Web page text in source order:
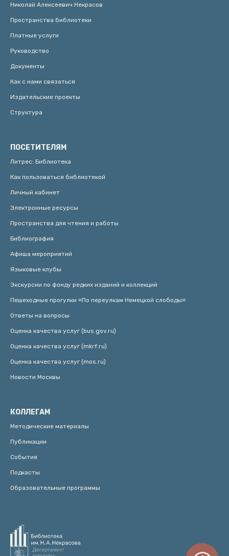
Николай Алексеевич Некрасов
Пространства библиотеки
Платные услуги
Руководство
Документы
Как с нами связаться
Издательские проекты
Структура
ПОСЕТИТЕЛЯМ
Литрес: Библиотека
Как пользоваться библиотекой
Личный кабинет
Электронные ресурсы
Пространства для чтения и работы
Библиография
Афиша мероприятий
Языковые клубы
Экскурсии по фонду редких изданий и коллекций
Пешеходные прогулки «По переулкам Немецкой слободы»
Ответы на вопросы
Оценка качества услуг (bus.gov.ru)
Оценка качества услуг (mkrf.ru)
Оценка качества услуг (mos.ru)
Новости Москвы
КОЛЛЕГАМ
Методические материалы
Публикации
События
Подкасты
Образовательные программы